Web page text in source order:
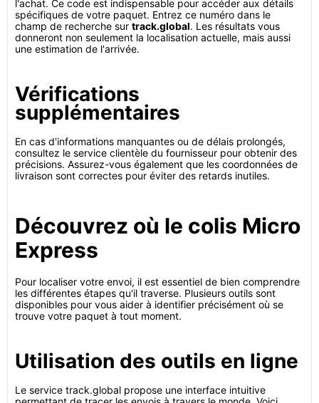
l'achat. Ce code est indispensable pour accéder aux détails
spécifiques de votre paquet. Entrez ce numéro dans le
champ de recherche sur track.global. Les résultats vous
donneront non seulement la localisation actuelle, mais aussi
une estimation de l'arrivée.
Vérifications
supplémentaires
En cas d'informations manquantes ou de délais prolongés,
consultez le service clientèle du fournisseur pour obtenir des
précisions. Assurez-vous également que les coordonnées de
livraison sont correctes pour éviter des retards inutiles.
Découvrez où le colis Micro
Express
Pour localiser votre envoi, il est essentiel de bien comprendre
les différentes étapes qu'il traverse. Plusieurs outils sont
disponibles pour vous aider à identifier précisément où se
trouve votre paquet à tout moment.
Utilisation des outils en ligne
Le service track.global propose une interface intuitive